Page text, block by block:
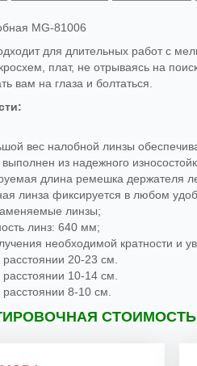
MG-81006
для длительных работ с
плат, не отрываясь на
вам на глаза и болтаться.
:
вес налобной линзы
выполнен из надежного
длина ремешка держателя
линза фиксируется в любом
линзы;
линз: 640 мм;
необходимой кратности и
расстоянии 20-23 см.
расстоянии 10-14 см.
расстоянии 8-10 см.